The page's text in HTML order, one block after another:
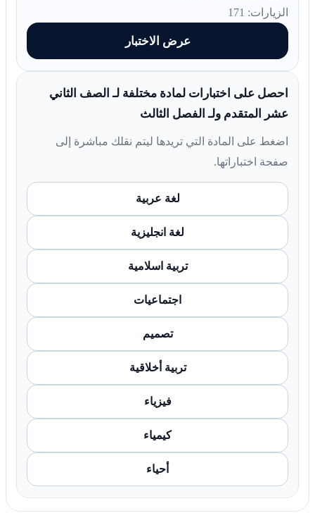
الزيارات: 171
عرض الاختبار
احصل على اختبارات لمادة مختلفة لـ الصف الثاني
عشر المتقدم ولـ الفصل الثالث
اضغط على المادة التي تريدها ليتم نقلك مباشرة إلى
صفحة اختباراتها.
لغة عربية
لغة انجليزية
تربية اسلامية
اجتماعيات
تصميم
تربية أخلاقية
فيزياء
كيمياء
أحياء